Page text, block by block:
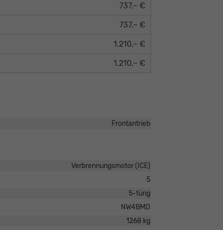
737,– €
737,– €
1.210,– €
1.210,– €
Frontantrieb
Verbrennungsmotor (ICE)
5
5-türig
NW4BMD
1268 kg